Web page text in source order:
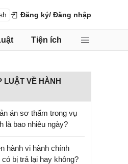
Đăng ký/ Đăng nhập
Tiện ích
LUẬT VỀ HÀNH
án sơ thẩm trong vụ
là bao nhiêu ngày?
hành vi hành chính
bị trả lại hay không?